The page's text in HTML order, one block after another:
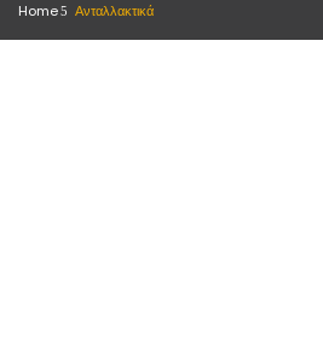
Home Ανταλλακτικά